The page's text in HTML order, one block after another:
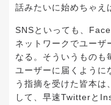
話みたいに始めちゃえ
SNSといっても、
ネットワークでユーザ
なる。そういうものも
ユーザーに届くように
う指摘を受けた皆本は
して、早速Twitterと